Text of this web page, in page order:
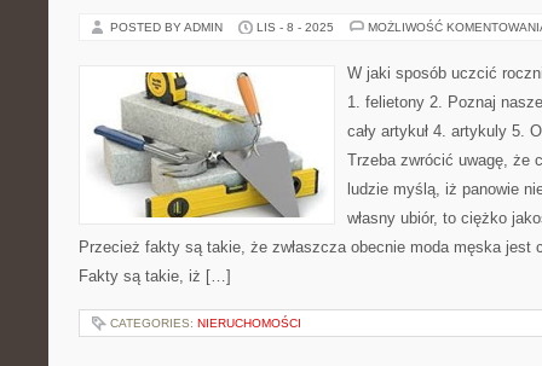
POSTED BY ADMIN LIS - 8 - 2025 MOŻLIWOŚĆ
W jaki sposób uczcić
1. felietony 2. Poznaj
cały artykuł 4. artykuly 5.
Trzeba zwrócić uwagę, że
ludzie myślą, iż panowie
własny ubiór, to ciężko
Przecież fakty są takie, że zwłaszcza obecnie moda męska jest
Fakty są takie, iż […]
CATEGORIES: NIERUCHOMOŚCI